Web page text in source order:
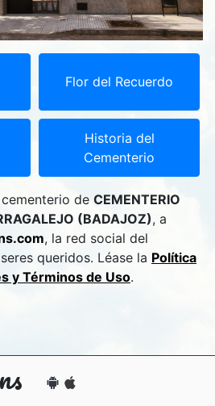
Flor del Recuerdo
Historia del
Cementerio
de CEMENTERIO
(BADAJOZ), a
, la red social del
queridos. Léase la Política
y Términos de Uso.